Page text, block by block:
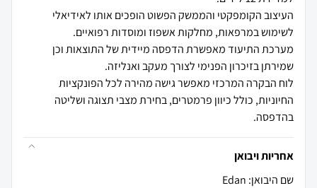
העיצוב הקומפקטי והממשק הפשוט הופכים אותו לאידיאלי
מערכת התיעוד מאפשרת הדפסה מיידית של התוצאות וכן
לוח הבקרה המרכזי מאפשר גישה מהירה לכל הפונקציות
החיוניות, כולל כיוון פרמטרים, בחירת מצבי תצוגה ושליטה
בהדפסה.
אחריות ויבואן
שם היבואן: Edan